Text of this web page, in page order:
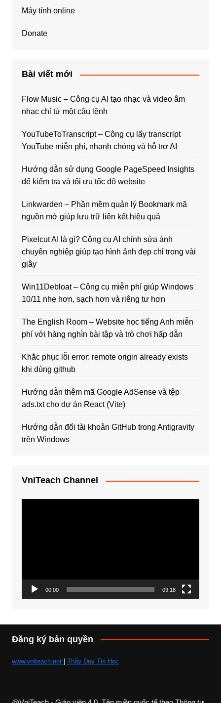
Máy tính online
Donate
Bài viết mới
Flow Music – Công cụ AI tạo nhạc và video âm
nhạc chỉ từ một câu lệnh
YouTubeToTranscript – Công cụ lấy transcript
YouTube miễn phí, nhanh chóng và hỗ trợ AI
Hướng dẫn sử dụng Google PageSpeed Insights
để kiểm tra và tối ưu tốc độ website
Linkwarden – Phần mềm quản lý Bookmark mã
nguồn mở giúp lưu trữ liên kết hiệu quả
Pixelcut AI là gì? Công cụ AI chỉnh sửa ảnh
chuyên nghiệp giúp tạo hình ảnh đẹp chỉ trong vài
giây
Win11Debloat – Công cụ miễn phí giúp Windows
10/11 nhẹ hơn, sạch hơn và riêng tư hơn
The English Room – Website học tiếng Anh miễn
phí với hàng nghìn bài tập và trò chơi hấp dẫn
Khắc phục lỗi error: remote origin already exists
khi dùng github
Hướng dẫn thêm mã Google AdSense và tệp
ads.txt cho dự án React (Vite)
Hướng dẫn đổi tài khoản GitHub trong Antigravity
trên Windows
VniTeach Channel
00:00 09:18
Đăng ký bản quyền
www.vniteach.net | Thầy Duy Tin Học